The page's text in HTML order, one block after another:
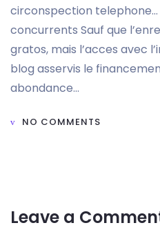
circonspection telephone…
concurrents Sauf que
gratos, mais l’acces avec
blog asservis le
abondance…
NO COMMENTS
Leave a